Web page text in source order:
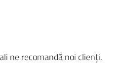
ne recomandă noi clienți.